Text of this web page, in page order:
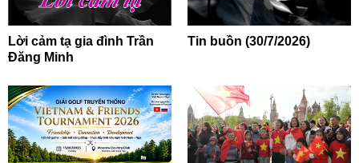
Lời cảm tạ gia đình Trần
Đăng Minh
Tin buồn (30/7/2026)